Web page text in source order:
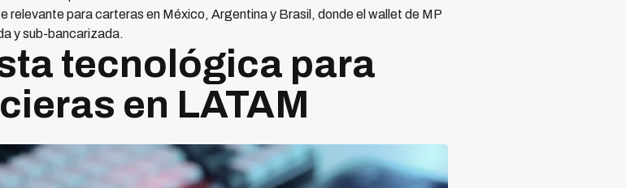
para carteras en México, Argentina y Brasil, donde el wallet de MP
y sub-bancarizada.
tecnológica para
en LATAM